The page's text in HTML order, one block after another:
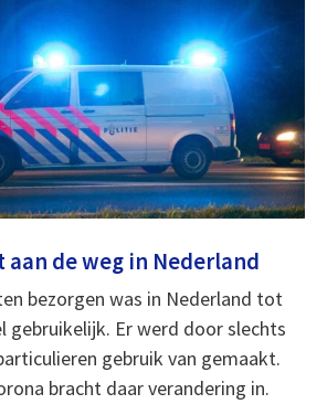
de weg in Nederland
bezorgen was in Nederland tot
gebruikelijk. Er werd door slechts
gebruik van gemaakt.
bracht daar verandering in.